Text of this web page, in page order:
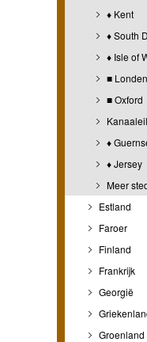
♦ Kent
♦ South
♦ Isle of
■ Londen
■ Oxford
♦
♦ Jersey
Meer
Estland
Faroer
Finland
Frankrijk
Georgië
Groenland